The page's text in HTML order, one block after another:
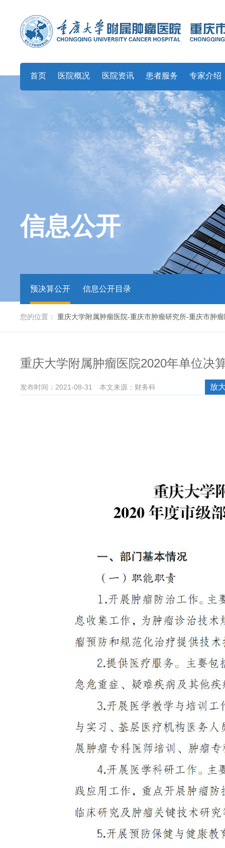
首页 医院概况 医院资讯 患者服务 专家介绍
信息公开
预决算公开 信息公开目录
您的位置： 重庆大学附属肿瘤医院-重庆市肿瘤研究所-重庆市肿
重庆大学附属肿瘤医院2020年单位决
发布时间：2021-08-31 本文来源：财务科 放